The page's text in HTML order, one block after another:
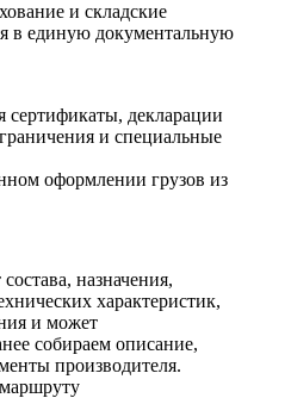
и складские
в единую документальную
сертификаты, декларации
и специальные
оформлении грузов из
назначения,
характеристик,
и может
собираем описание,
производителя.